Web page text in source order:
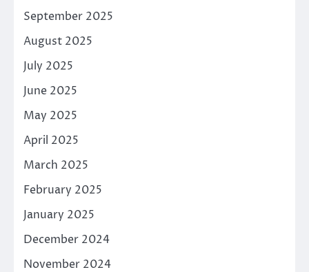
September 2025
August 2025
July 2025
June 2025
May 2025
April 2025
March 2025
February 2025
January 2025
December 2024
November 2024